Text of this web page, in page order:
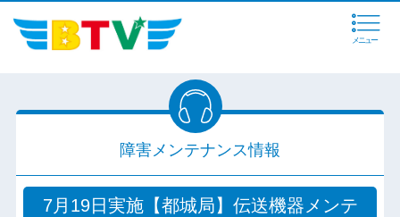
メニュー
障害メンテナンス情報
7月19日実施【都城局】伝送機器メンテ